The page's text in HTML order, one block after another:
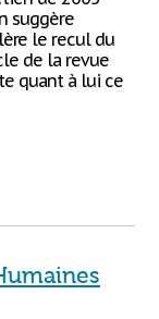
suggère
le recul du
de la revue
quant à lui ce